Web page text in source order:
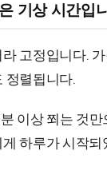
기상 시간입
고정입니다.
정렬됩니다.
이상 쬐는 것
하루가 시작